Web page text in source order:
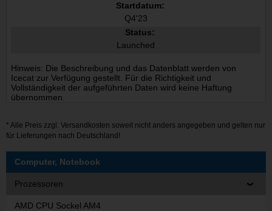
Startdatum:
Q4'23
Status:
Launched
Hinweis: Die Beschreibung und das Datenblatt werden von
Icecat zur Verfügung gestellt. Für die Richtigkeit und
Vollständigkeit der aufgeführten Daten wird keine Haftung
übernommen.
* Alle Preis zzgl. Versandkosten soweit nicht anders angegeben und gelten nur
für Lieferungen nach Deutschland!
Computer, Notebook
Prozessoren
AMD CPU Sockel AM4